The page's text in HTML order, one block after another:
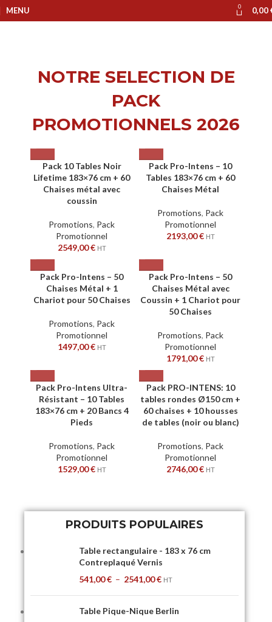
MENU 0 0,00
NOTRE SELECTION DE
PACK
PROMOTIONNELS 2026
Pack 10 Tables Noir
Lifetime 183×76 cm + 60
Chaises métal avec
coussin
Promotions, Pack
Promotionnel
2549,00€ HT
Pack Pro-Intens – 10
Tables 183×76 cm + 60
Chaises Métal
Promotions, Pack
Promotionnel
2193,00€ HT
Pack Pro-Intens – 50
Chaises Métal + 1
Chariot pour 50 Chaises
Promotions, Pack
Promotionnel
1497,00€ HT
Pack Pro-Intens – 50
Chaises Métal avec
Coussin + 1 Chariot pour
50 Chaises
Promotions, Pack
Promotionnel
1791,00€ HT
Pack Pro-Intens Ultra-
Résistant – 10 Tables
183×76 cm + 20 Bancs 4
Pieds
Promotions, Pack
Promotionnel
1529,00€ HT
Pack PRO-INTENS: 10
tables rondes Ø150 cm +
60 chaises + 10 housses
de tables (noir ou blanc)
Promotions, Pack
Promotionnel
2746,00€ HT
PRODUITS POPULAIRES
Table rectangulaire - 183 x 76 cm
Contreplaqué Vernis
541,00€ – 2541,00€ HT
Table Pique-Nique Berlin